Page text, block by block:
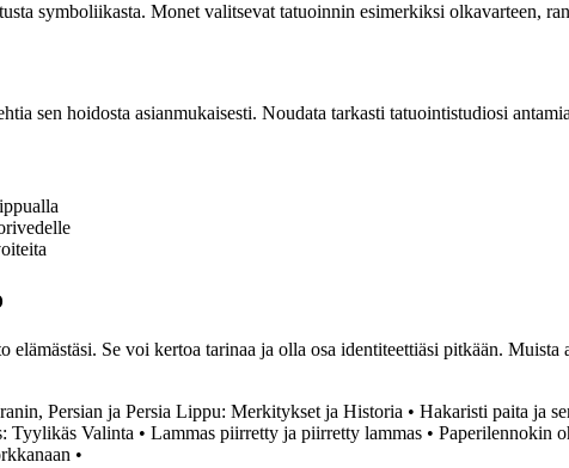
symboliikasta. Monet valitsevat tatuoinnin esimerkiksi olkavarteen,
sen hoidosta asianmukaisesti. Noudata tarkasti tatuointistudiosi
Se voi kertoa tarinaa ja olla osa identiteettiäsi pitkään.
Persian ja Persia Lippu: Merkitykset ja Historia • Hakaristi paita ja
Tyylikäs Valinta • Lammas piirretty ja piirretty lammas • Paperilennokin
•